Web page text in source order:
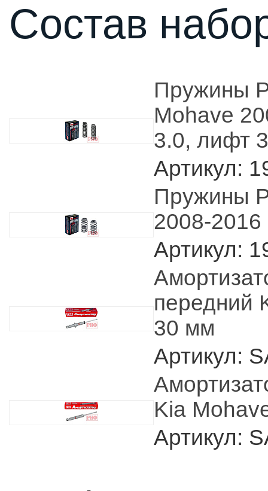
Состав
Пружины
Mohave
3.0, лифт
Артикул:
Пружины
2008-2016
Артикул:
передний
30 мм
Артикул:
Kia
Артикул: